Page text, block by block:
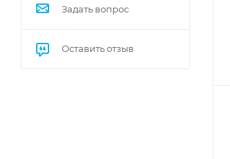
Задать вопрос
Оставить отзыв